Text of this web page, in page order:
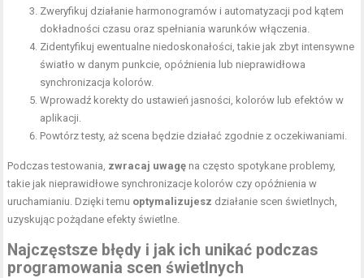
Zweryfikuj działanie harmonogramów i automatyzacji pod kątem
dokładności czasu oraz spełniania warunków włączenia.
Zidentyfikuj ewentualne niedoskonałości, takie jak zbyt intensywne
światło w danym punkcie, opóźnienia lub nieprawidłowa
synchronizacja kolorów.
Wprowadź korekty do ustawień jasności, kolorów lub efektów w
aplikacji.
Powtórz testy, aż scena będzie działać zgodnie z oczekiwaniami.
Podczas testowania, zwracaj uwagę na często spotykane problemy,
takie jak nieprawidłowe synchronizacje kolorów czy opóźnienia w
uruchamianiu. Dzięki temu optymalizujesz działanie scen świetlnych,
uzyskując pożądane efekty świetlne.
Najczęstsze błędy i jak ich unikać podczas
programowania scen świetlnych